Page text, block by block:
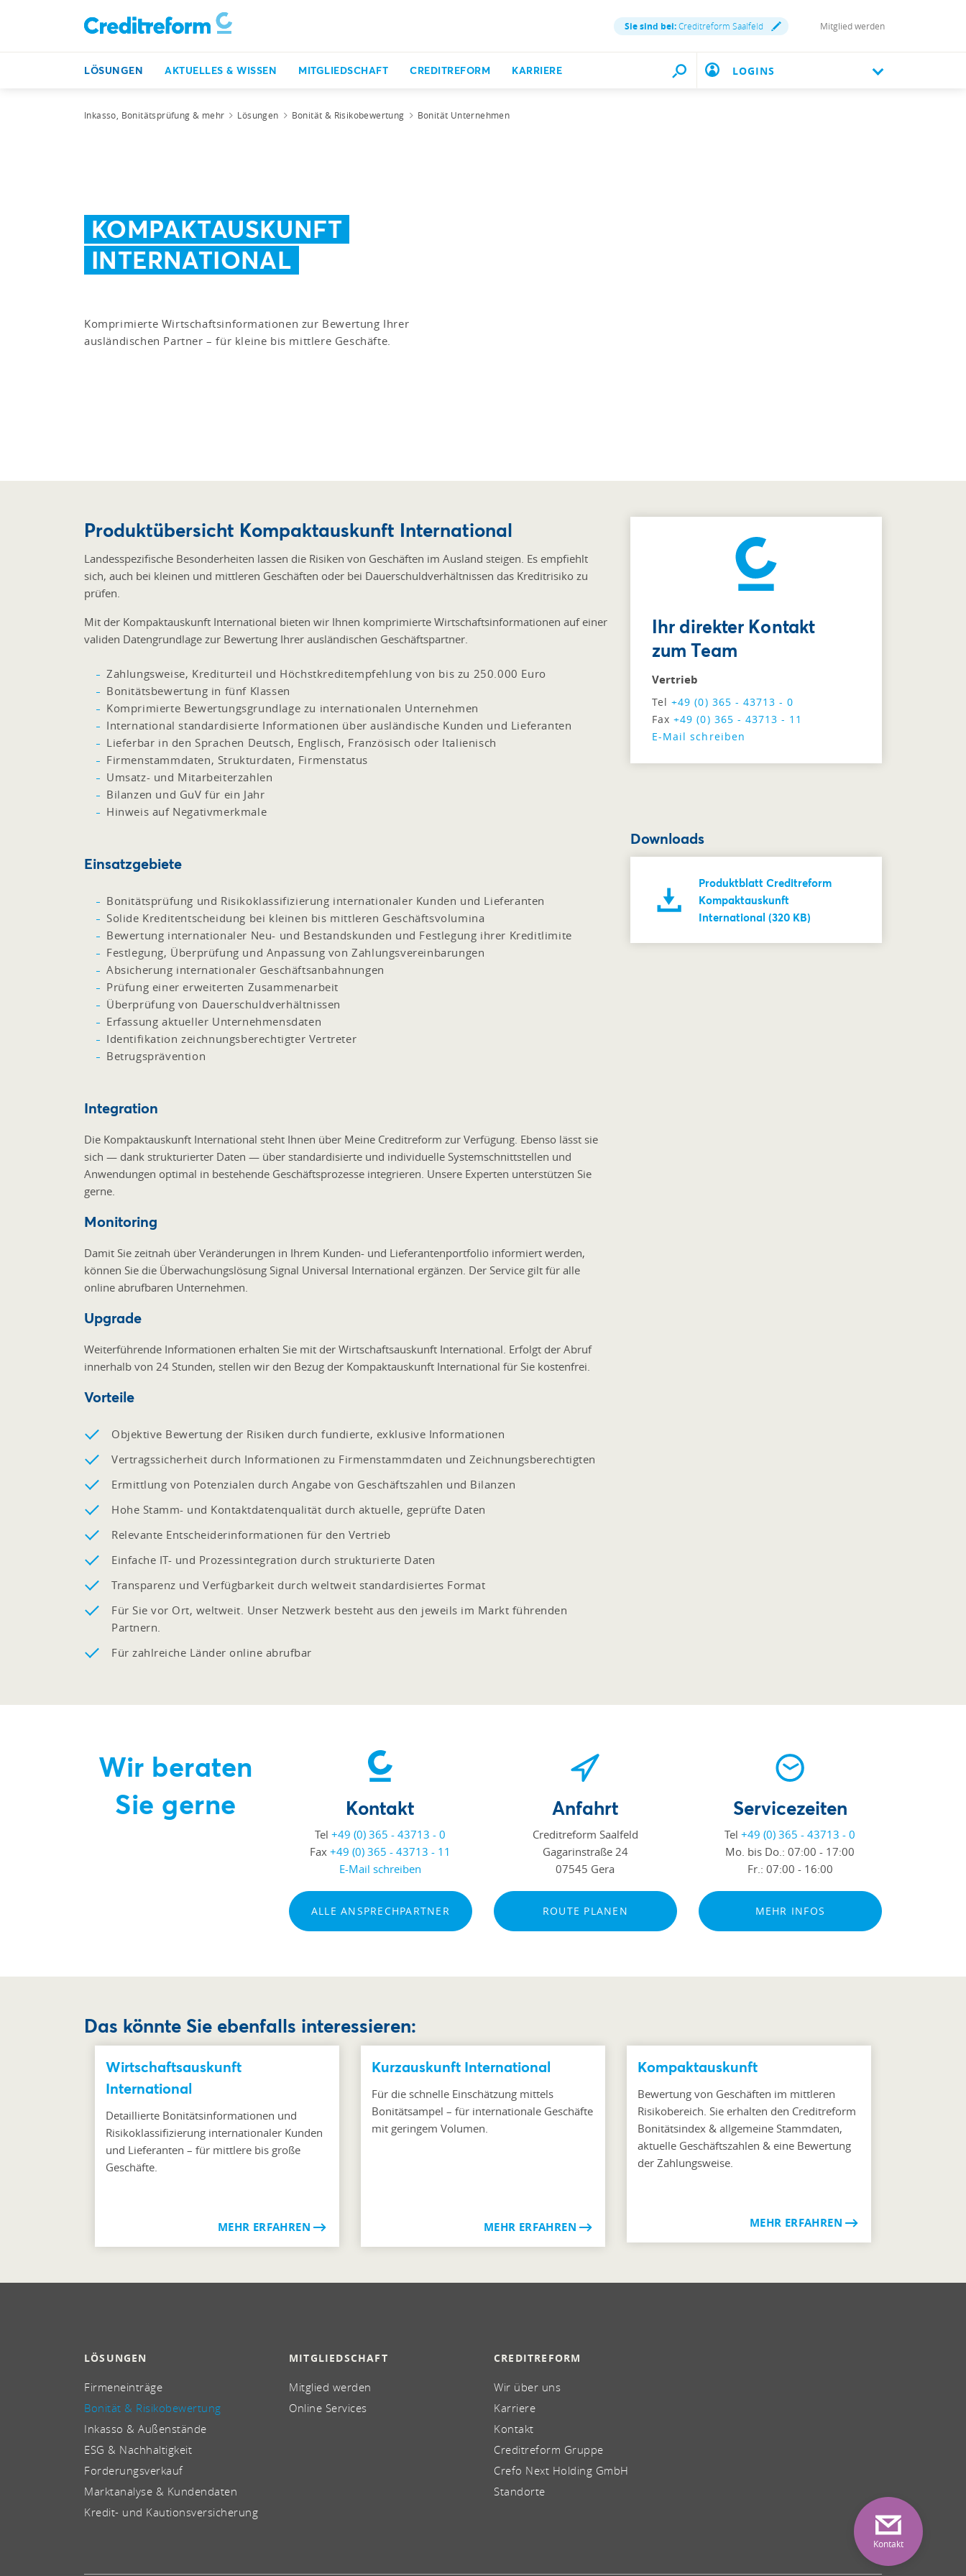
Sie sind bei:Creditreform Saalfeld Mitglied werden
LÖSUNGEN AKTUELLES & WISSEN MITGLIEDSCHAFT CREDITREFORM KARRIERE LOGINS
Inkasso, Bonitätsprüfung & mehr Lösungen Bonität & Risikobewertung Bonität Unternehmen
KOMPAKTAUSKUNFT
INTERNATIONAL
Komprimierte Wirtschaftsinformationen zur Bewertung Ihrer
ausländischen Partner – für kleine bis mittlere Geschäfte.
Produktübersicht Kompaktauskunft International
Landesspezifische Besonderheiten lassen die Risiken von Geschäften im Ausland steigen. Es empfiehlt
sich, auch bei kleinen und mittleren Geschäften oder bei Dauerschuldverhältnissen das Kreditrisiko zu
prüfen.
Mit der Kompaktauskunft International bieten wir Ihnen komprimierte Wirtschaftsinformationen auf einer
validen Datengrundlage zur Bewertung Ihrer ausländischen Geschäftspartner.
Zahlungsweise, Krediturteil und Höchstkreditempfehlung von bis zu 250.000 Euro
Bonitätsbewertung in fünf Klassen
Komprimierte Bewertungsgrundlage zu internationalen Unternehmen
International standardisierte Informationen über ausländische Kunden und Lieferanten
Lieferbar in den Sprachen Deutsch, Englisch, Französisch oder Italienisch
Firmenstammdaten, Strukturdaten, Firmenstatus
Umsatz- und Mitarbeiterzahlen
Bilanzen und GuV für ein Jahr
Hinweis auf Negativmerkmale
Einsatzgebiete
Bonitätsprüfung und Risikoklassifizierung internationaler Kunden und Lieferanten
Solide Kreditentscheidung bei kleinen bis mittleren Geschäftsvolumina
Bewertung internationaler Neu- und Bestandskunden und Festlegung ihrer Kreditlimite
Festlegung, Überprüfung und Anpassung von Zahlungsvereinbarungen
Absicherung internationaler Geschäftsanbahnungen
Prüfung einer erweiterten Zusammenarbeit
Überprüfung von Dauerschuldverhältnissen
Erfassung aktueller Unternehmensdaten
Identifikation zeichnungsberechtigter Vertreter
Betrugsprävention
Integration
Die Kompaktauskunft International steht Ihnen über Meine Creditreform zur Verfügung. Ebenso lässt sie
sich — dank strukturierter Daten — über standardisierte und individuelle Systemschnittstellen und
Anwendungen optimal in bestehende Geschäftsprozesse integrieren. Unsere Experten unterstützen Sie
gerne.
Monitoring
Damit Sie zeitnah über Veränderungen in Ihrem Kunden- und Lieferantenportfolio informiert werden,
können Sie die Überwachungslösung Signal Universal International ergänzen. Der Service gilt für alle
online abrufbaren Unternehmen.
Upgrade
Weiterführende Informationen erhalten Sie mit der Wirtschaftsauskunft International. Erfolgt der Abruf
innerhalb von 24 Stunden, stellen wir den Bezug der Kompaktauskunft International für Sie kostenfrei.
Vorteile
Objektive Bewertung der Risiken durch fundierte, exklusive Informationen
Vertragssicherheit durch Informationen zu Firmenstammdaten und Zeichnungsberechtigten
Ermittlung von Potenzialen durch Angabe von Geschäftszahlen und Bilanzen
Hohe Stamm- und Kontaktdatenqualität durch aktuelle, geprüfte Daten
Relevante Entscheiderinformationen für den Vertrieb
Einfache IT- und Prozessintegration durch strukturierte Daten
Transparenz und Verfügbarkeit durch weltweit standardisiertes Format
Für Sie vor Ort, weltweit. Unser Netzwerk besteht aus den jeweils im Markt führenden
Partnern.
Für zahlreiche Länder online abrufbar
Ihr direkter Kontakt
zum Team
Vertrieb
Tel+49 (0) 365 - 43713 - 0
Fax+49 (0) 365 - 43713 - 11
E-Mail schreiben
Downloads
Produktblatt Creditreform
Kompaktauskunft
International (320 KB)
Wir beraten
Sie gerne
Kontakt
Tel+49 (0) 365 - 43713 - 0
Fax+49 (0) 365 - 43713 - 11
E-Mail schreiben
ALLE ANSPRECHPARTNER
Anfahrt
Creditreform Saalfeld
Gagarinstraße 24
07545 Gera
ROUTE PLANEN
Servicezeiten
Tel+49 (0) 365 - 43713 - 0
Mo. bis Do.:07:00 - 17:00
Fr.: 07:00 - 16:00
MEHR INFOS
Das könnte Sie ebenfalls interessieren:
Wirtschaftsauskunft
International
Detaillierte Bonitätsinformationen und
Risikoklassifizierung internationaler Kunden
und Lieferanten – für mittlere bis große
Geschäfte.
MEHR ERFAHREN
Kurzauskunft International
Für die schnelle Einschätzung mittels
Bonitätsampel – für internationale Geschäfte
mit geringem Volumen.
MEHR ERFAHREN
Kompaktauskunft
Bewertung von Geschäften im mittleren
Risikobereich. Sie erhalten den Creditreform
Bonitätsindex & allgemeine Stammdaten,
aktuelle Geschäftszahlen & eine Bewertung
der Zahlungsweise.
MEHR ERFAHREN
LÖSUNGEN
Firmeneinträge
Bonität & Risikobewertung
Inkasso & Außenstände
ESG & Nachhaltigkeit
Forderungsverkauf
Marktanalyse & Kundendaten
Kredit- und Kautionsversicherung
MITGLIEDSCHAFT
Mitglied werden
Online Services
CREDITREFORM
Wir über uns
Karriere
Kontakt
Creditreform Gruppe
Crefo Next Holding GmbH
Standorte
Kontakt